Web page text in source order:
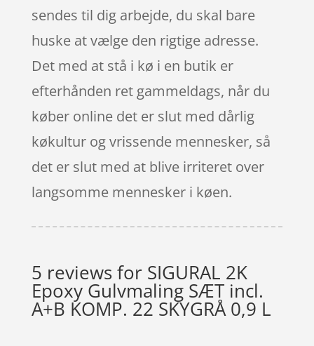
sendes til dig arbejde, du skal bare
huske at vælge den rigtige adresse.
Det med at stå i kø i en butik er
efterhånden ret gammeldags, når du
køber online det er slut med dårlig
køkultur og vrissende mennesker, så
det er slut med at blive irriteret over
langsomme mennesker i køen.
5 reviews for SIGURAL 2K
Epoxy Gulvmaling SÆT incl.
A+B KOMP. 22 SKYGRÅ 0,9 L